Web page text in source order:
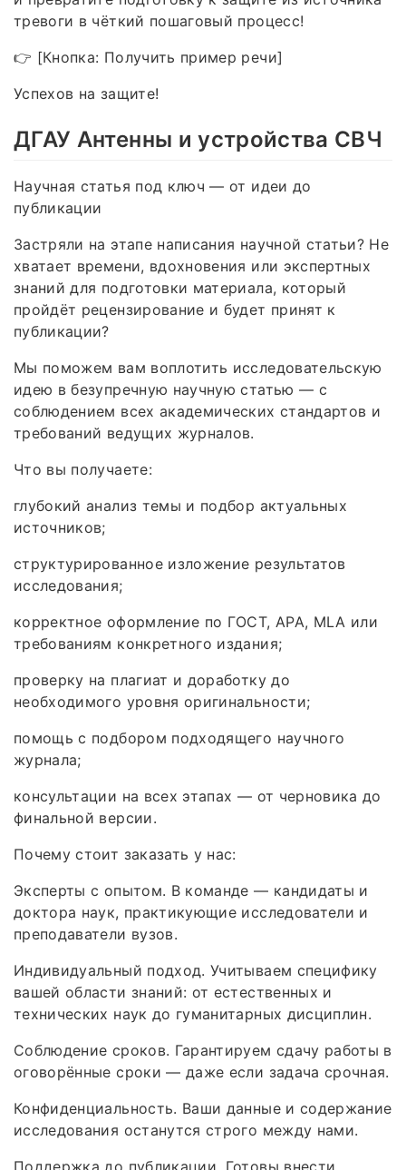
тревоги в чёткий пошаговый процесс!
👉 [Кнопка: Получить пример речи]
Успехов на защите!
ДГАУ Антенны и устройства СВЧ
Научная статья под ключ — от идеи до
публикации
Застряли на этапе написания научной статьи? Не
хватает времени, вдохновения или экспертных
знаний для подготовки материала, который
пройдёт рецензирование и будет принят к
публикации?
Мы поможем вам воплотить исследовательскую
идею в безупречную научную статью — с
соблюдением всех академических стандартов и
требований ведущих журналов.
Что вы получаете:
глубокий анализ темы и подбор актуальных
источников;
структурированное изложение результатов
исследования;
корректное оформление по ГОСТ, APA, MLA или
требованиям конкретного издания;
проверку на плагиат и доработку до
необходимого уровня оригинальности;
помощь с подбором подходящего научного
журнала;
консультации на всех этапах — от черновика до
финальной версии.
Почему стоит заказать у нас:
Эксперты с опытом. В команде — кандидаты и
доктора наук, практикующие исследователи и
преподаватели вузов.
Индивидуальный подход. Учитываем специфику
вашей области знаний: от естественных и
технических наук до гуманитарных дисциплин.
Соблюдение сроков. Гарантируем сдачу работы в
оговорённые сроки — даже если задача срочная.
Конфиденциальность. Ваши данные и содержание
исследования останутся строго между нами.
Поддержка до публикации. Готовы внести